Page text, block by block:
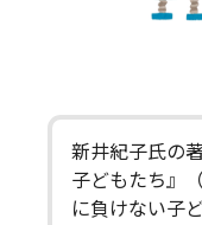
新井紀子氏の
子どもたち』
に負けない子